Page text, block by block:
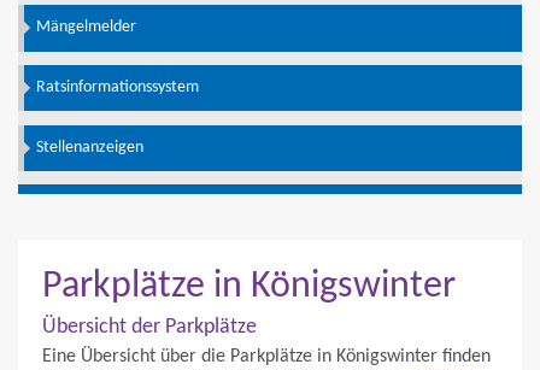
Mängelmelder
Ratsinformationssystem
Stellenanzeigen
Parkplätze in Königswinter
Übersicht der Parkplätze
Eine Übersicht über die Parkplätze in Königswinter finden